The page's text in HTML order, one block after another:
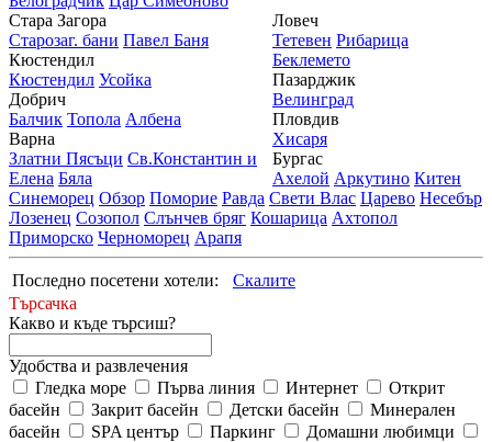
Стара Загора
Старозаг. бани Павел Баня
Кюстендил
Кюстендил Усойка
Добрич
Балчик Топола Албена
Варна
Златни Пясъци Св.Константин и
Елена Бяла
Ловеч
Тетевен Рибарица
Беклемето
Пазарджик
Велинград
Пловдив
Хисаря
Бургас
Ахелой Аркутино Китен
Синеморец Обзор Поморие Равда Свети Влас Царево Несебър
Лозенец Созопол Слънчев бряг Кошарица Ахтопол
Приморско Черноморец Арапя
Последно посетени хотели:
Скалите
Търсачка
Какво и къде търсиш?
Удобства и развлечения
Гледка море
Първа линия Интернет
Открит
басейн
Закрит басейн Детски басейн
Минерален
басейн
SPA център Паркинг
Домашни любимци